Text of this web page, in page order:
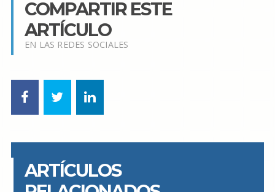
COMPARTIR ESTE
ARTÍCULO
EN LAS REDES SOCIALES
ARTÍCULOS